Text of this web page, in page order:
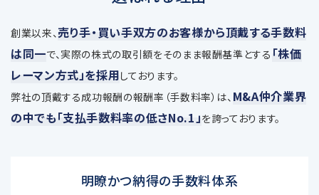
創業以来、 売り手・買い手双方のお客様から頂戴する手数料
は同一で、実際の株式の取引額をそのまま報酬基準とする 「株価
レーマン方式」を採用しております。
弊社の頂戴する成功報酬の報酬率（手数料率）は、 M&A仲介業界
の中でも「支払手数料率の低さNo.1」を誇っております。
明瞭かつ納得の手数料体系